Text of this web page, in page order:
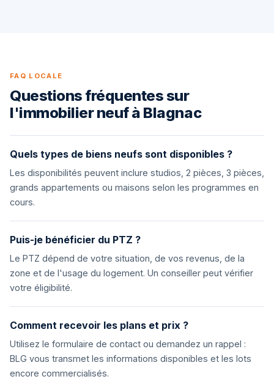
FAQ LOCALE
Questions fréquentes sur
l'immobilier neuf à Blagnac
Quels types de biens neufs sont disponibles ?
Les disponibilités peuvent inclure studios, 2 pièces, 3 pièces,
grands appartements ou maisons selon les programmes en
cours.
Puis-je bénéficier du PTZ ?
Le PTZ dépend de votre situation, de vos revenus, de la
zone et de l'usage du logement. Un conseiller peut vérifier
votre éligibilité.
Comment recevoir les plans et prix ?
Utilisez le formulaire de contact ou demandez un rappel :
BLG vous transmet les informations disponibles et les lots
encore commercialisés.